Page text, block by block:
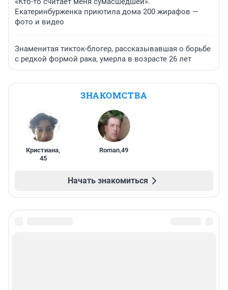
Екатеринбурженка приютила дома 200 жирафов —
фото и видео
Знаменитая тикток-блогер, рассказывавшая о борьбе
с редкой формой рака, умерла в возрасте 26 лет
ЗНАКОМСТВА
Кристиана,
45
Roman,49
Начать знакомиться